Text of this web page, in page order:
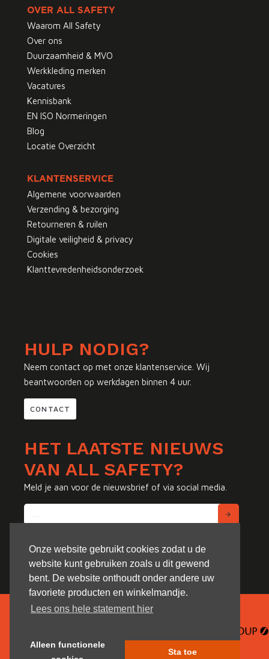
Onze website gebruikt cookies zodat u de
website kunt gebruiken zoals u dit gewend
bent. De website onthoudt onder andere uw
favoriete producten en winkelmandje.
Lees ons hele statement hier
Alleen functionele
Sta toe
OVER ALL SAFETY
Waarom All Safety
Over ons
Duurzaamheid & MVO
Werkkleding merken
Vacatures
Kennisbank
EN ISO Normeringen
Blog
Locatie Overzicht
KLANTENSERVICE
Algemene voorwaarden
Verzending & bezorging
Retourneren & ruilen
Digitale veiligheid & privacy
Cookies
Klanttevredenheidsonderzoek
HULP NODIG?
Neem contact op met onze klantenservice. Wij
beantwoorden op werkdagen binnen 4 uur.
CONTACT
HET LAATSTE NIEUWS
VAN ALL SAFETY?
Meld je aan voor de nieuwsbrief of via social media.